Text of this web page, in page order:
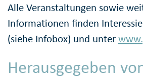
Alle Veranstaltungen sowie
Informationen finden
(siehe Infobox) und unter
Herausgegeben